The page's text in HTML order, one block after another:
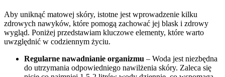
Aby uniknąć matowej skóry, istotne jest wprowadzenie kilku
zdrowych nawyków, które pomogą zachować jej blask i zdrowy
wygląd. Poniżej przedstawiam kluczowe elementy, które warto
uwzględnić w codziennym życiu.
Regularne nawadnianie organizmu – Woda jest niezbędna
do utrzymania odpowiedniego nawilżenia skóry. Zaleca się